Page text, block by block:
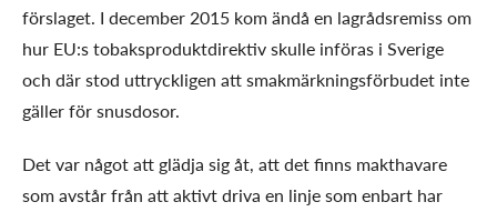
förslaget. I december 2015 kom ändå en lagrådsremiss om
hur EU:s tobaksproduktdirektiv skulle införas i Sverige
och där stod uttryckligen att smakmärkningsförbudet inte
gäller för snusdosor.
Det var något att glädja sig åt, att det finns makthavare
som avstår från att aktivt driva en linje som enbart har